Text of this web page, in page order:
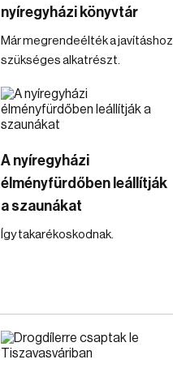
nyíregyházi könyvtár
Már megrendeélték a javításhoz
szükséges alkatrészt.
A nyíregyházi
élményfürdőben leállítják
a szaunákat
Így takarékoskodnak.